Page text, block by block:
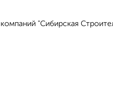
"Сибирская